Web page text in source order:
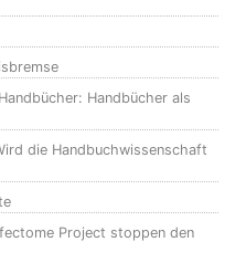
Handbücher als
die Handbuchwissenschaft
Project stoppen den